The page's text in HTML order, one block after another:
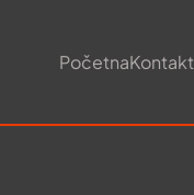
PočetnaKontakt